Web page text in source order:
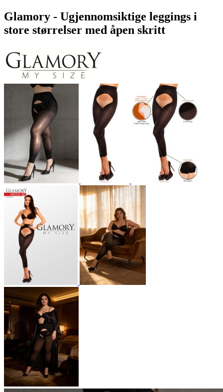
Glamory - Ugjennomsiktige leggings i
store størrelser med åpen skritt